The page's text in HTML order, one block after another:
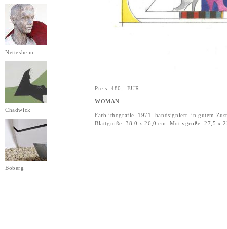
Nettesheim
Chadwick
Boberg
Preis: 480,- EUR
WOMAN
Farblithografie. 1971. handsigniert. in gutem
Blattgröße: 38,0 x 26,0 cm. Motivgröße: 27,5 x